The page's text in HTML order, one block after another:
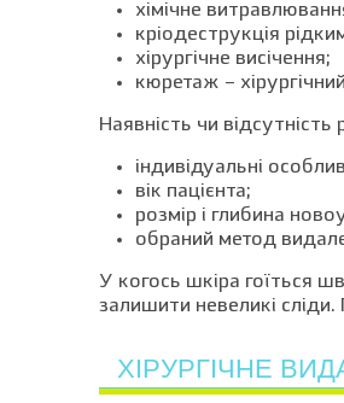
хімічне
кріодеструкція
хірургічне висічення;
кюретаж –
Наявність чи
індивідуальні
вік пацієнта;
розмір і глибина
обраний метод
У когось шкіра гоїться
залишити невеликі
ХІРУРГІЧНЕ